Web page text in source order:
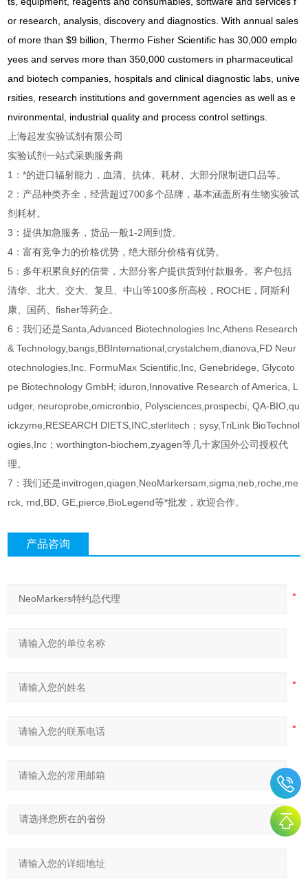
or research, analysis, discovery and diagnostics. With annual sales
of more than $9 billion, Thermo Fisher Scientific has 30,000 emplo
yees and serves more than 350,000 customers in pharmaceutical
and biotech companies, hospitals and clinical diagnostic labs, unive
rsities, research institutions and government agencies as well as e
nvironmental, industrial quality and process control settings.
上海起发实验试剂有限公司
实验试剂一站式采购服务商
1：*的进口辐射能力，血清、抗体、耗材、大部分限制进口品等。
2：产品种类齐全，经营超过700多个品牌，基本涵盖所有生物实验试
剂耗材。
3：提供加急服务，货品一般1-2周到货。
4：富有竞争力的价格优势，绝大部分价格有优势。
5：多年积累良好的信誉，大部分客户提供货到付款服务。客户包括
清华、北大、交大、复旦、中山等100多所高校，ROCHE，阿斯利
康、国药、fisher等药企。
6：我们还是Santa,Advanced Biotechnologies Inc,Athens Research
& Technology,bangs,BBInternational,crystalchem,dianova,FD Neur
otechnologies,Inc. FormuMax Scientific,Inc, Genebridege, Glycoto
pe Biotechnology GmbH; iduron,Innovative Research of America, L
udger, neuroprobe,omicronbio, Polysciences,prospecbi, QA-BIO,qu
ickzyme,RESEARCH DIETS,INC,sterlitech；sysy,TriLink BioTechnol
ogies,Inc；worthington-biochem,zyagen等几十家国外公司授权代
理。
7：我们还是invitrogen,qiagen,NeoMarkersam,sigma;neb,roche,me
rck, rnd,BD, GE,pierce,BioLegend等*批发，欢迎合作。
产品咨询